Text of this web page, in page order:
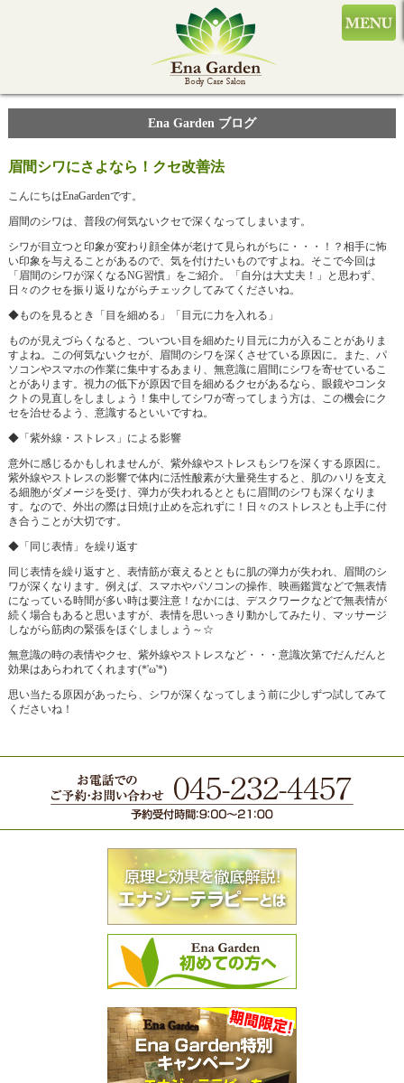
Ena Garden ブログ
眉間シワにさよなら！クセ改善法
こんにちはEnaGardenです。
眉間のシワは、普段の何気ないクセで深くなってしまいます。
シワが目立つと印象が変わり顔全体が老けて見られがちに・・・！？相手に怖
い印象を与えることがあるので、気を付けたいものですよね。そこで今回は
「眉間のシワが深くなるNG習慣」をご紹介。「自分は大丈夫！」と思わず、
日々のクセを振り返りながらチェックしてみてくださいね。
◆ものを見るとき「目を細める」「目元に力を入れる」
ものが見えづらくなると、ついつい目を細めたり目元に力が入ることがありま
すよね。この何気ないクセが、眉間のシワを深くさせている原因に。また、パ
ソコンやスマホの作業に集中するあまり、無意識に眉間にシワを寄せているこ
とがあります。視力の低下が原因で目を細めるクセがあるなら、眼鏡やコンタ
クトの見直しをしましょう！集中してシワが寄ってしまう方は、この機会にク
セを治せるよう、意識するといいですね。
◆「紫外線・ストレス」による影響
意外に感じるかもしれませんが、紫外線やストレスもシワを深くする原因に。
紫外線やストレスの影響で体内に活性酸素が大量発生すると、肌のハリを支え
る細胞がダメージを受け、弾力が失われるとともに眉間のシワも深くなりま
す。なので、外出の際は日焼け止めを忘れずに！日々のストレスとも上手に付
き合うことが大切です。
◆「同じ表情」を繰り返す
同じ表情を繰り返すと、表情筋が衰えるとともに肌の弾力が失われ、眉間のシ
ワが深くなります。例えば、スマホやパソコンの操作、映画鑑賞などで無表情
になっている時間が多い時は要注意！なかには、デスクワークなどで無表情が
続く場合もあると思いますが、表情を思いっきり動かしてみたり、マッサージ
しながら筋肉の緊張をほぐしましょう～☆
無意識の時の表情やクセ、紫外線やストレスなど・・・意識次第でだんだんと
効果はあらわれてくれます(*'ω'*)
思い当たる原因があったら、シワが深くなってしまう前に少しずつ試してみて
くださいね！